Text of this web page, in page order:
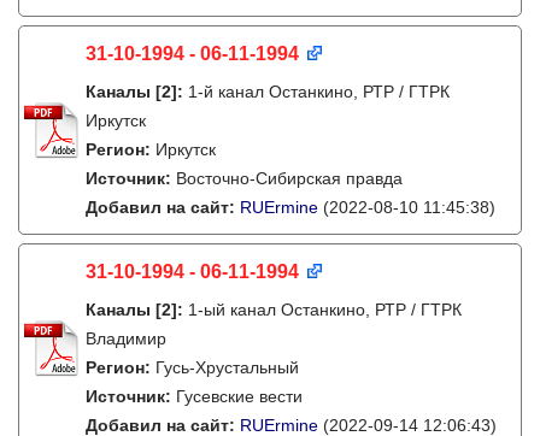
31-10-1994 - 06-11-1994
Каналы [2]: 1-й канал Останкино, РТР / ГТРК
Иркутск
Регион: Иркутск
Источник: Восточно-Сибирская правда
Добавил на сайт: RUErmine (2022-08-10 11:45:38)
31-10-1994 - 06-11-1994
Каналы [2]: 1-ый канал Останкино, РТР / ГТРК
Владимир
Регион: Гусь-Хрустальный
Источник: Гусевские вести
Добавил на сайт: RUErmine (2022-09-14 12:06:43)